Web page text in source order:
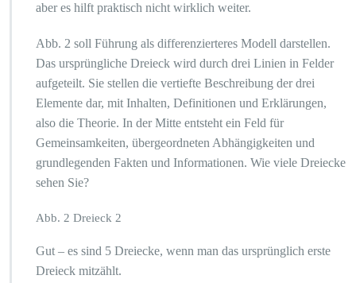
aber es hilft praktisch nicht wirklich weiter.
Abb. 2 soll Führung als differenzierteres Modell darstellen.
Das ursprüngliche Dreieck wird durch drei Linien in Felder
aufgeteilt. Sie stellen die vertiefte Beschreibung der drei
Elemente dar, mit Inhalten, Definitionen und Erklärungen,
also die Theorie. In der Mitte entsteht ein Feld für
Gemeinsamkeiten, übergeordneten Abhängigkeiten und
grundlegenden Fakten und Informationen. Wie viele Dreiecke
sehen Sie?
Abb. 2 Dreieck 2
Gut – es sind 5 Dreiecke, wenn man das ursprünglich erste
Dreieck mitzählt.